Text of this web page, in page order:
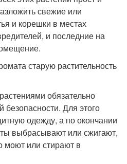
свежие или
и корешки в местах
и последние на
старую растительность
обязательно
безопасности. Для этого
одежду, а по окончании
выбрасывают или сжигают,
моют или стирают в